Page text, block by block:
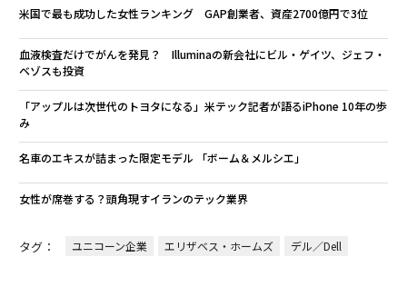
米国で最も成功した女性ランキング GAP創業者、資産2700億円で3位
血液検査だけでがんを発見？ Illuminaの新会社にビル・ゲイツ、ジェフ・
ベゾスも投資
「アップルは次世代のトヨタになる」米テック記者が語るiPhone 10年の歩
み
名車のエキスが詰まった限定モデル 「ボーム＆メルシエ」
女性が席巻する？頭角現すイランのテック業界
タグ： ユニコーン企業 エリザベス・ホームズ デル／Dell